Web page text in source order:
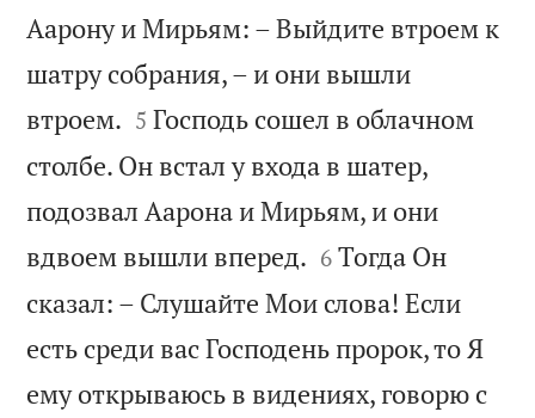
Аарону и Мирьям: – Выйдите втроем к
шатру собрания, – и они вышли
втроем. 

5 Господь сошел в облачном
столбе. Он встал у входа в шатер,
подозвал Аарона и Мирьям, и они
вдвоем вышли вперед. 

6 Тогда Он
сказал: – Слушайте Мои слова! Если
есть среди вас Господень пророк, то Я
ему открываюсь в видениях, говорю с